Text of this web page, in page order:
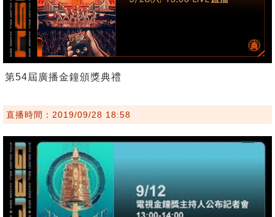
第54屆廣播金鐘頒獎典禮
直播時間：2019/09/28 18:58